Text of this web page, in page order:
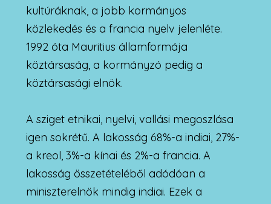
kultúráknak, a jobb kormányos
közlekedés és a francia nyelv jelenléte.
1992 óta Mauritius államformája
köztársaság, a kormányzó pedig a
köztársasági elnök.
A sziget etnikai, nyelvi, vallási megoszlása
igen sokrétű. A lakosság 68%-a indiai, 27%-
a kreol, 3%-a kínai és 2%-a francia. A
lakosság összetételéből adódóan a
miniszterelnök mindig indiai. Ezek a